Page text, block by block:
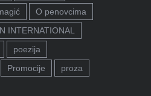
O penovcima
INTERNATIONAL
poezija
Promocije
proza